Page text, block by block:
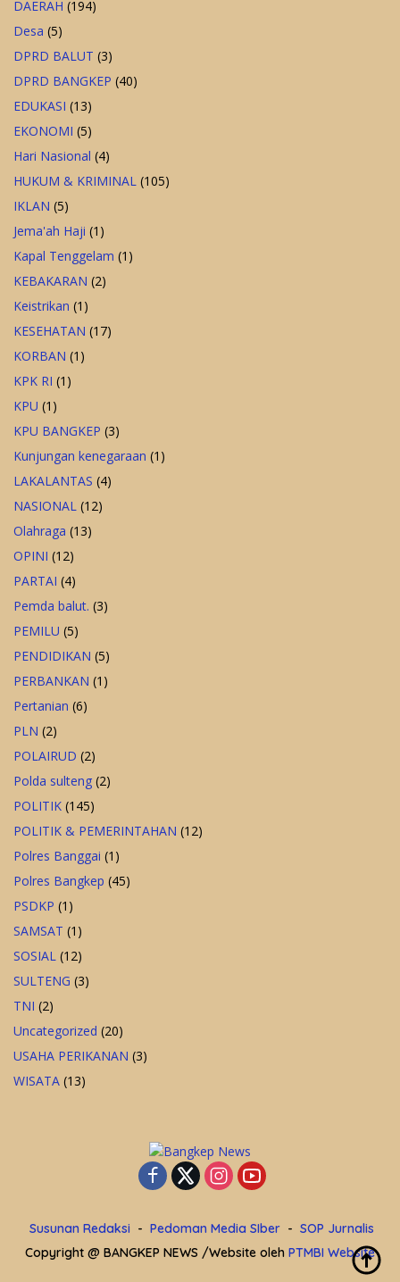
DAERAH (194)
Desa (5)
DPRD BALUT (3)
DPRD BANGKEP (40)
EDUKASI (13)
EKONOMI (5)
Hari Nasional (4)
HUKUM & KRIMINAL (105)
IKLAN (5)
Jema'ah Haji (1)
Kapal Tenggelam (1)
KEBAKARAN (2)
Keistrikan (1)
KESEHATAN (17)
KORBAN (1)
KPK RI (1)
KPU (1)
KPU BANGKEP (3)
Kunjungan kenegaraan (1)
LAKALANTAS (4)
NASIONAL (12)
Olahraga (13)
OPINI (12)
PARTAI (4)
Pemda balut. (3)
PEMILU (5)
PENDIDIKAN (5)
PERBANKAN (1)
Pertanian (6)
PLN (2)
POLAIRUD (2)
Polda sulteng (2)
POLITIK (145)
POLITIK & PEMERINTAHAN (12)
Polres Banggai (1)
Polres Bangkep (45)
PSDKP (1)
SAMSAT (1)
SOSIAL (12)
SULTENG (3)
TNI (2)
Uncategorized (20)
USAHA PERIKANAN (3)
WISATA (13)
Susunan Redaksi Pedoman Media SIber
SOP Jurnalis
Copyright @ BANGKEP NEWS /Website oleh PTMBI Website